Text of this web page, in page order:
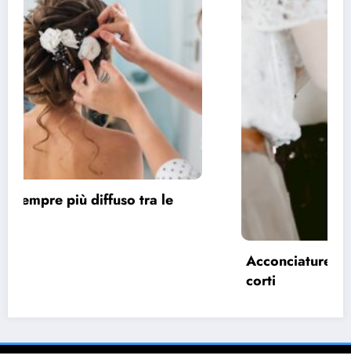
Acconciature sposa 2022, spazio ai capelli